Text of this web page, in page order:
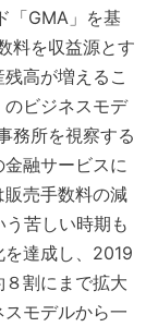
「GMA」を基
料を収益源とす
高が増えるこ
ビジネスモデ
務所を視察する
融サービスに
売手数料の減
苦しい時期も
達成し、2019
割にまで拡大
モデルから一